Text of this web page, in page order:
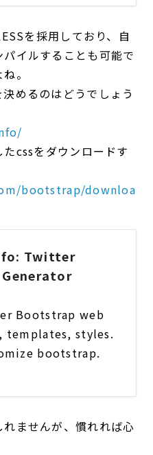
を採用しており、自
イルすることも可能で
。
めるのはどうでしょう
cssをダウンロードす
bootstrap/downloa
Twitter
Bootstrap web
templates, styles.
bootstrap.
ませんが、慣れれば心